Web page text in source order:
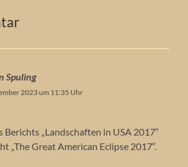
Spuling
2023 um 11:35 Uhr
Berichts „Landschaften in USA 2017“
„The Great American Eclipse 2017“.